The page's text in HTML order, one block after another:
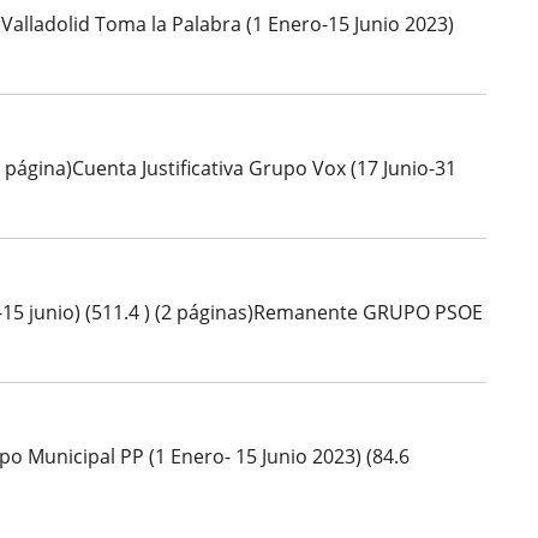
Toma la Palabra (1 Enero-15 Junio 2023)
Justificativa Grupo Vox (17 Junio-31
junio) (511.4 ) (2 páginas)Remanente GRUPO PSOE
Municipal PP (1 Enero- 15 Junio 2023) (84.6